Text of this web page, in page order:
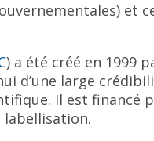
et
) a été créé en 1999
d’une large
Il est financé
labellisation.